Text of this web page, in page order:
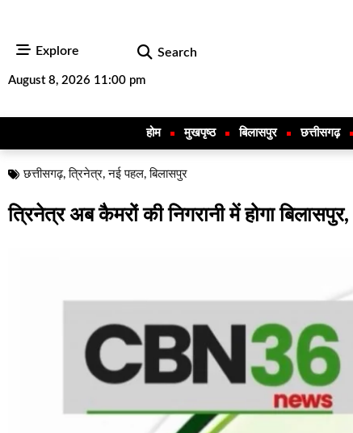
Explore Search
August 8, 2026 11:00 pm
होम मुखपृष्ठ बिलासपुर छत्तीसगढ़
छत्तीसगढ़,त्रिनेत्र,नई पहल,बिलासपुर
त्रिनेत्र अब कैमरों की निगरानी में होगा